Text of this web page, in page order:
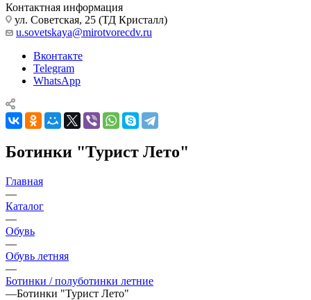
Контактная информация
ул. Советская, 25 (ТД Кристалл)
u.sovetskaya@mirotvorecdv.ru
Вконтакте
Telegram
WhatsApp
Ботинки "Турист Лето"
Главная
—
Каталог
—
Обувь
—
Обувь летняя
—
Ботинки / полуботинки летние
—Ботинки "Турист Лето"